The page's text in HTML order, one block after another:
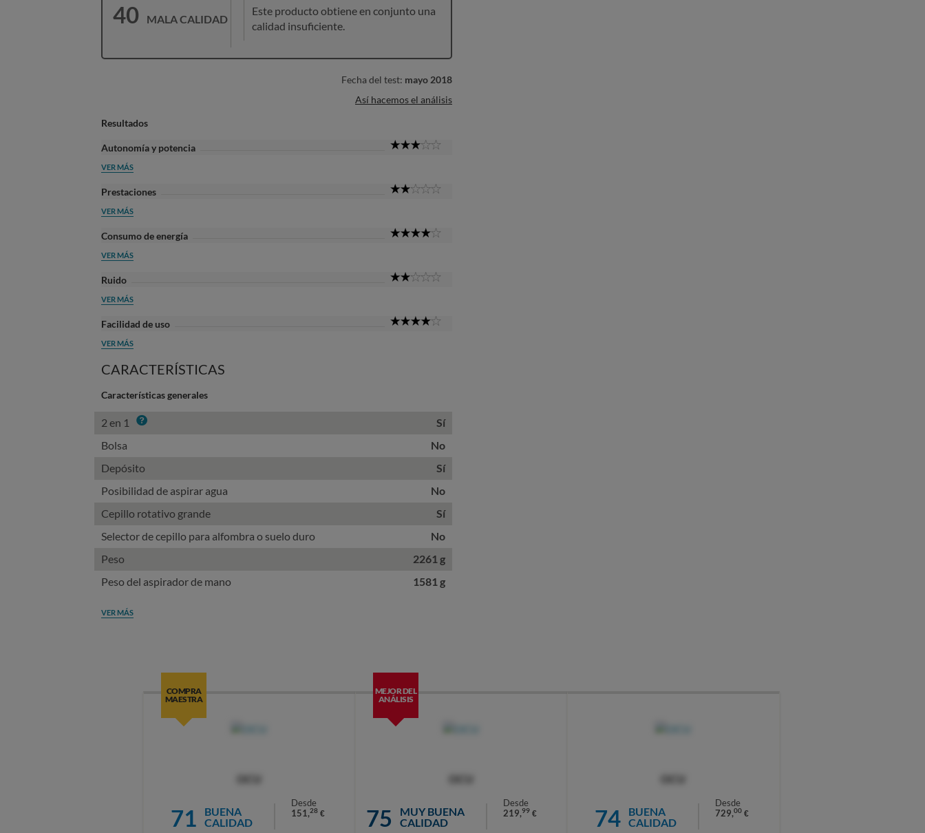
40 MALA CALIDAD
Este producto obtiene en conjunto una
calidad insuficiente.
Fecha del test: mayo 2018
Así hacemos el análisis
Resultados
Autonomía y potencia
VER MÁS
Prestaciones
VER MÁS
Consumo de energía
VER MÁS
Ruido
VER MÁS
Facilidad de uso
VER MÁS
CARACTERÍSTICAS
Características generales
2 en 1 Info
Sí
Bolsa
No
Depósito
Sí
Posibilidad de aspirar agua
No
Cepillo rotativo grande
Sí
Selector de cepillo para alfombra o suelo duro
No
Peso
2261 g
Peso del aspirador de mano
1581 g
VER MÁS
COMPRA
MAESTRA
71
BUENA
CALIDAD
Desde
151,28 €
MEJOR DEL
ANÁLISIS
75
MUY BUENA
CALIDAD
Desde
219,99 € 74
BUENA
CALIDAD
Desde
729,00 €